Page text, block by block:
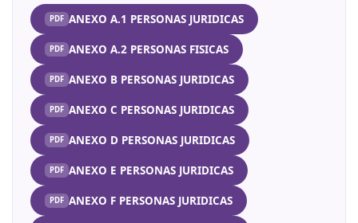
ANEXO A.1 PERSONAS JURIDICAS
ANEXO A.2 PERSONAS FISICAS
ANEXO B PERSONAS JURIDICAS
ANEXO C PERSONAS JURIDICAS
ANEXO D PERSONAS JURIDICAS
ANEXO E PERSONAS JURIDICAS
ANEXO F PERSONAS JURIDICAS